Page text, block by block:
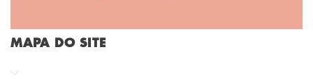
MAPA DO SITE